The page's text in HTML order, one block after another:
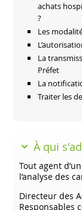
achats
?
Les
La
Préfet
La
Traiter les
À qui
Tout agent
l’analyse des
Directeur des
Responsables